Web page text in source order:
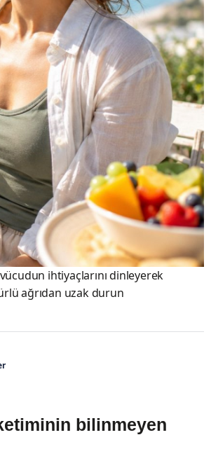
ihtiyaçlarını dinleyerek
ağrıdan uzak durun
bilinmeyen